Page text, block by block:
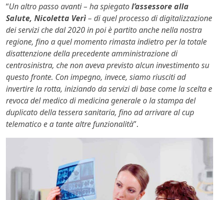
“Un altro passo avanti – ha spiegatol’assessore alla
Salute, Nicoletta Verì– di quel processo di digitalizzazione
dei servizi che dal 2020 in poi è partito anche nella nostra
regione, fino a quel momento rimasta indietro per la totale
disattenzione della precedente amministrazione di
centrosinistra, che non aveva previsto alcun investimento su
questo fronte. Con impegno, invece, siamo riusciti ad
invertire la rotta, iniziando da servizi di base come la scelta e
revoca del medico di medicina generale o la stampa del
duplicato della tessera sanitaria, fino ad arrivare al cup
telematico e a tante altre funzionalità”.